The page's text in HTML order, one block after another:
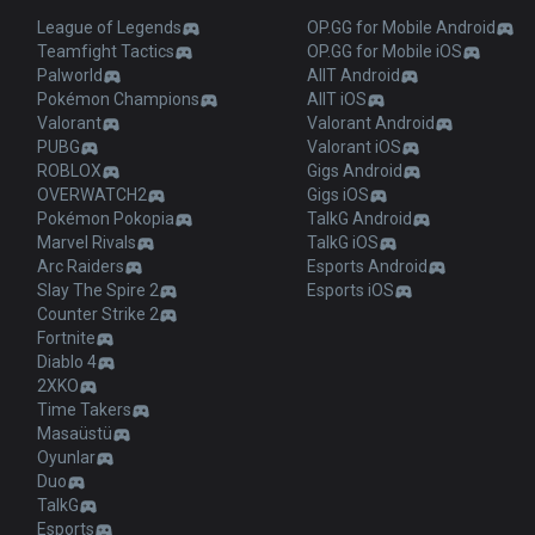
League of Legends
Teamfight Tactics
Palworld
Pokémon Champions
Valorant
PUBG
ROBLOX
OVERWATCH2
Pokémon Pokopia
Marvel Rivals
Arc Raiders
Slay The Spire 2
Counter Strike 2
Fortnite
Diablo 4
2XKO
Time Takers
Masaüstü
Oyunlar
Duo
TalkG
Esports
OP.GG for Mobile Android
OP.GG for Mobile iOS
AllT Android
AllT iOS
Valorant Android
Valorant iOS
Gigs Android
Gigs iOS
TalkG Android
TalkG iOS
Esports Android
Esports iOS